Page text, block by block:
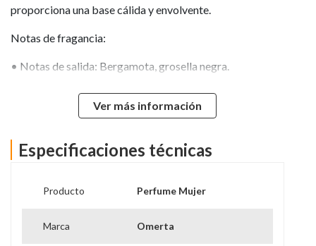
proporciona una base cálida y envolvente.
Notas de fragancia:
• Notas de salida: Bergamota, grosella negra.
• Notas de corazón: Rosa, gardenia.
• Notas de fondo: Vainilla, almizcle.
Perfil de uso: Ideal para mujeres modernas y elegantes,
Uso Diario
Ver más información
Especificaciones técnicas
Producto Perfume Mujer
Marca Omerta